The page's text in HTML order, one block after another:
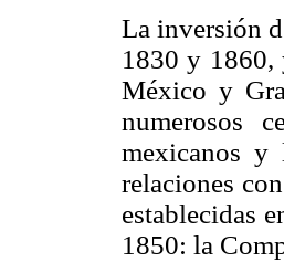
La inversión
1830 y 1860,
México y
numerosos
mexicanos y
relaciones
establecidas
1850: la